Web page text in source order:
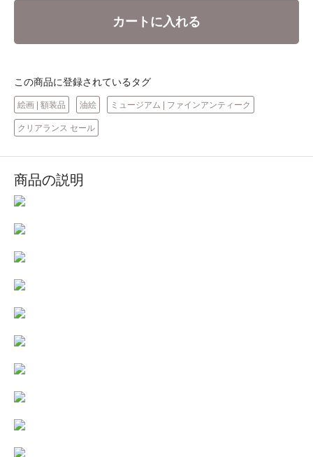
カートに入れる
この商品に登録されているタグ
絵画 | 額装品 油絵 ミュージアム | ファインアンティーク
クリアランス セール
商品の説明